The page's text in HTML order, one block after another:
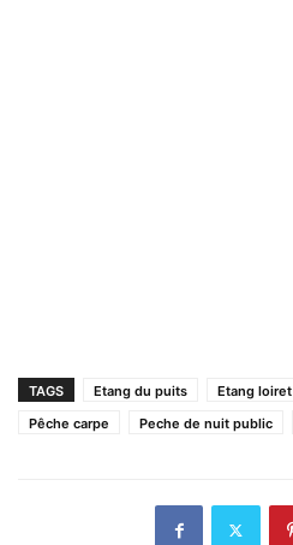
TAGS Etang du puits Etang loiret
Pêche carpe
Peche de nuit public